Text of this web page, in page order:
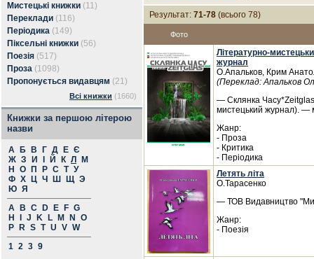
Мистецькі книжки (11)
Переклади (116)
Періодика (149)
Піксельні книжки (56)
Поезія (517)
Проза (1098)
Пропонується видавцям (21)
Всі книжки (1660)
Книжки за першою літерою
назви
А Б В Г Д Е Є
Ж З И Й К Л
М
Н
О П Р С Т У
Ф Х Ц Ч Ш Щ Э
Ю Я
A
B C D E F G
H
J K L M N
O
P
R S T U V W
1 2 3 9
Результат: 71-78 (всього 78)
Фото
Літературно-
журнал
О.Апальков, Крим
(Переклад: Апальков
— Склянка
мистецький журнал). —
Жанр:
- Проза
- Критика
- Періодика
Летять літа
О.Тарасенко
— ТОВ Видавництво
Жанр:
- Поезія